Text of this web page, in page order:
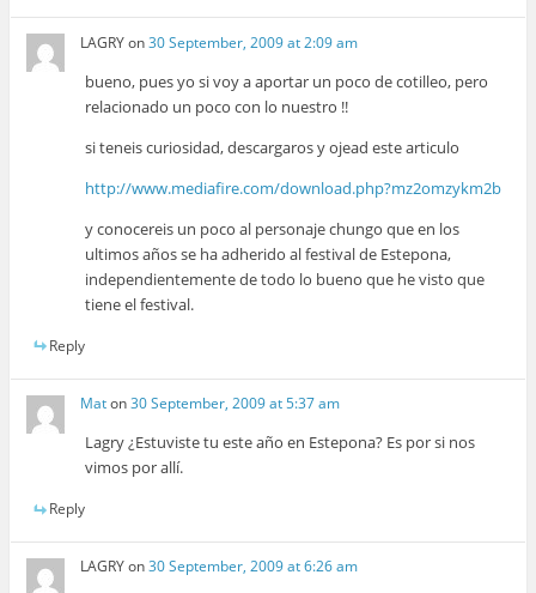
LAGRYon30 September, 2009 at 2:09 am
bueno, pues yo si voy a aportar un poco de cotilleo, pero
relacionado un poco con lo nuestro !!
si teneis curiosidad, descargaros y ojead este articulo
http://www.mediafire.com/download.php?mz2omzykm2b
y conocereis un poco al personaje chungo que en los
ultimos años se ha adherido al festival de Estepona,
independientemente de todo lo bueno que he visto que
tiene el festival.
Reply
Maton30 September, 2009 at 5:37 am
Lagry ¿Estuviste tu este año en Estepona? Es por si nos
vimos por allí.
Reply
LAGRYon30 September, 2009 at 6:26 am